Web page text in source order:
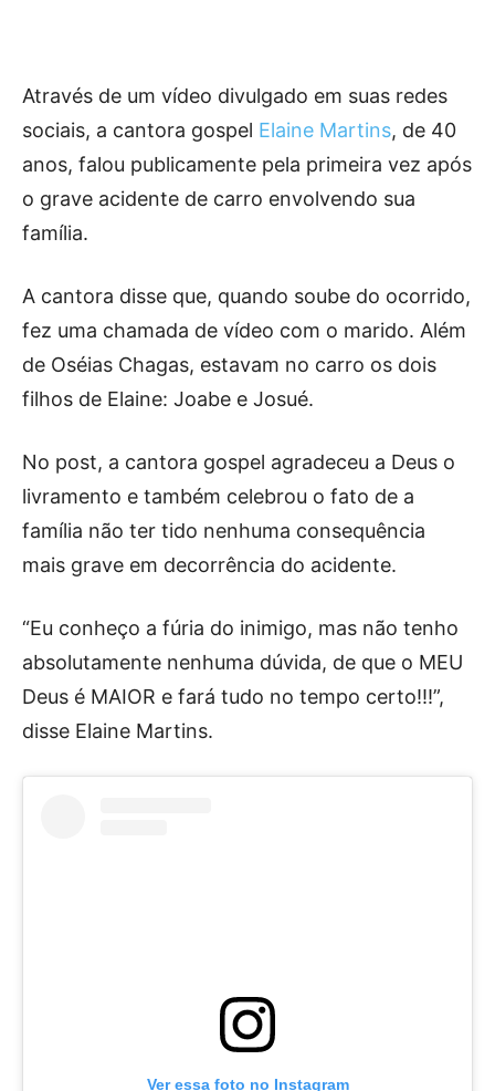
Através de um vídeo divulgado em suas redes
sociais, a cantora gospel Elaine Martins, de 40
anos, falou publicamente pela primeira vez após
o grave acidente de carro envolvendo sua
família.
A cantora disse que, quando soube do ocorrido,
fez uma chamada de vídeo com o marido. Além
de Oséias Chagas, estavam no carro os dois
filhos de Elaine: Joabe e Josué.
No post, a cantora gospel agradeceu a Deus o
livramento e também celebrou o fato de a
família não ter tido nenhuma consequência
mais grave em decorrência do acidente.
“Eu conheço a fúria do inimigo, mas não tenho
absolutamente nenhuma dúvida, de que o MEU
Deus é MAIOR e fará tudo no tempo certo!!!”,
disse Elaine Martins.
Ver essa foto no Instagram